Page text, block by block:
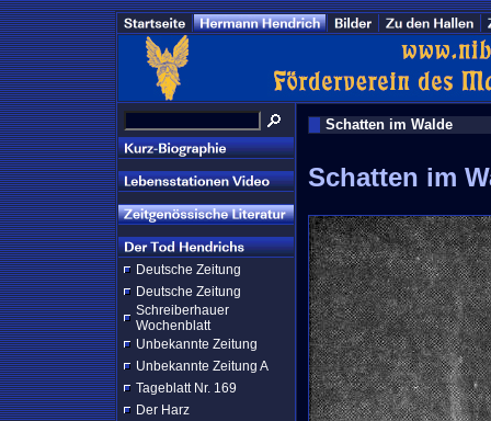
Deutsche Zeitung
Deutsche Zeitung
Schreiberhauer
Wochenblatt
Unbekannte Zeitung
Unbekannte Zeitung A
Tageblatt Nr. 169
Der Harz
Schatten im Walde
Schatten im